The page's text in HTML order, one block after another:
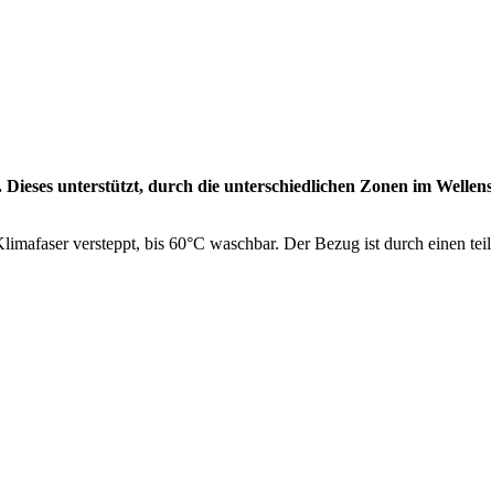
unterstützt, durch die unterschiedlichen Zonen im
versteppt, bis 60°C waschbar. Der Bezug ist durch einen